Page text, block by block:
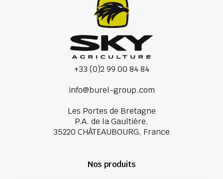
+33 (0)2 99 00 84 84
info@burel-group.com
Les Portes de Bretagne
P.A. de la Gaultière,
35220 CHÂTEAUBOURG, France
Nos produits